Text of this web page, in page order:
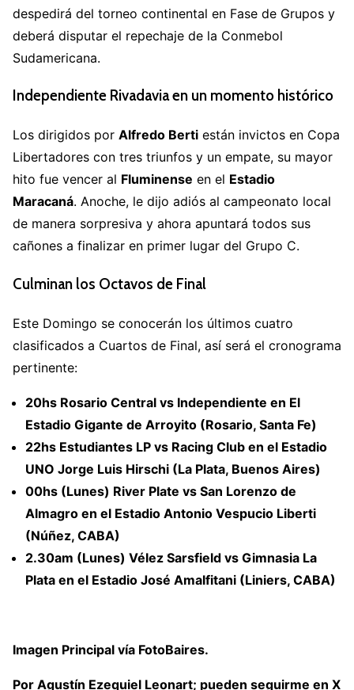
despedirá del torneo continental en Fase de Grupos y
deberá disputar el repechaje de la Conmebol
Sudamericana.
Independiente Rivadavia en un momento histórico
Los dirigidos por Alfredo Berti están invictos en Copa
Libertadores con tres triunfos y un empate, su mayor
hito fue vencer al Fluminense en el Estadio
Maracaná. Anoche, le dijo adiós al campeonato local
de manera sorpresiva y ahora apuntará todos sus
cañones a finalizar en primer lugar del Grupo C.
Culminan los Octavos de Final
Este Domingo se conocerán los últimos cuatro
clasificados a Cuartos de Final, así será el cronograma
pertinente:
20hs Rosario Central vs Independiente en El
Estadio Gigante de Arroyito (Rosario, Santa Fe)
22hs Estudiantes LP vs Racing Club en el Estadio
UNO Jorge Luis Hirschi (La Plata, Buenos Aires)
00hs (Lunes) River Plate vs San Lorenzo de
Almagro en el Estadio Antonio Vespucio Liberti
(Núñez, CABA)
2.30am (Lunes) Vélez Sarsfield vs Gimnasia La
Plata en el Estadio José Amalfitani (Liniers, CABA)
Imagen Principal vía FotoBaires.
Por Agustín Ezequiel Leonart; pueden seguirme en X